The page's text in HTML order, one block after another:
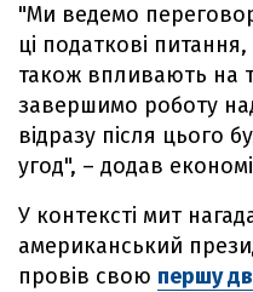
"Ми ведемо
ці податкові
також впливають на
завершимо роботу
відразу після цього
угод", – додав
У контексті мит
американський
провів свою першу